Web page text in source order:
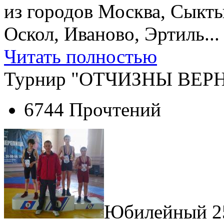
из городов Москва,
Оскол, Иваново, Эртиль...
Читать полностью
Турнир "ОТЧИЗНЫ
6744 Прочтений
Юбилейный